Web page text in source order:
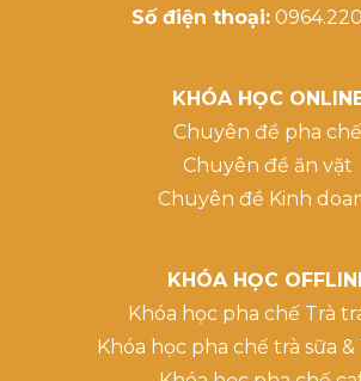
Số điện thoại:
KHÓA HỌC
Chuyên đề pha chế
Chuyên đề ăn vặt
Chuyên đề Kinh
KHÓA HỌC
Khóa học pha chế Trà
Khóa học pha chế trà sữa